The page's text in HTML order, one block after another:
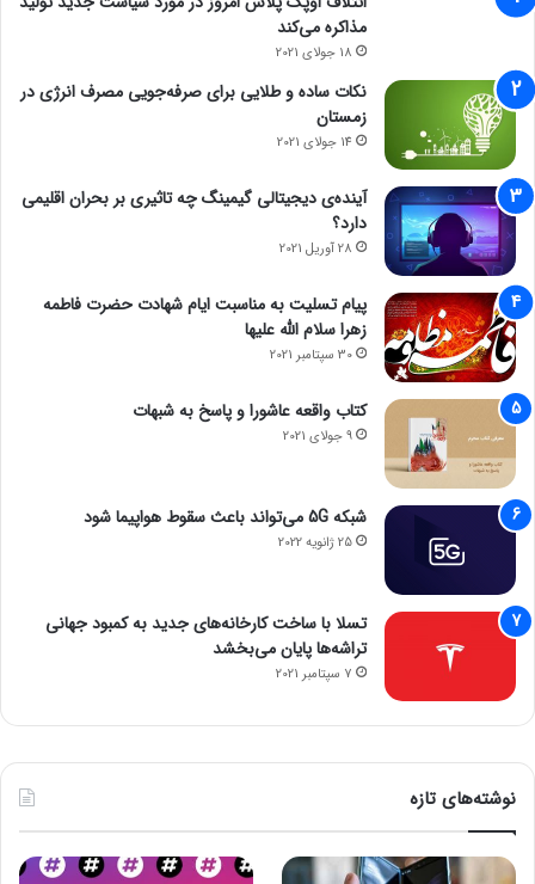
حتما بخوانید :
نرخ بهره بین بانکی بازهم رکورد زد/ نرخ بهره
بین بانکی چند درصد شد؟
مجله خبری mydtc
رشد اقتصادی
مذاکره می‌کند
18 جولای 2021
نکات ساده و طلایی برای صرفه‌جویی مصرف انرژی در
زمستان
14 جولای 2021
آینده‌ی دیجیتالی گیمینگ چه تاثیری بر بحران اقلیمی
دارد؟
28 آوریل 2021
پیام تسلیت به مناسبت ایام شهادت حضرت فاطمه
زهرا سلام الله علیها
30 سپتامبر 2021
کتاب واقعه عاشورا و پاسخ به شبهات
9 جولای 2021
شبکه 5G می‌تواند باعث سقوط هواپیما شود
25 ژانویه 2022
تسلا با ساخت کارخانه‌های جدید به کمبود جهانی
تراشه‌ها پایان می‌بخشد
7 سپتامبر 2021
نوشته‌های تازه